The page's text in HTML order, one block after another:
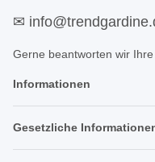
✉
Gerne beantworten wir
Informationen
Gesetzliche